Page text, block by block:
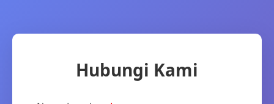
Hubungi Kami